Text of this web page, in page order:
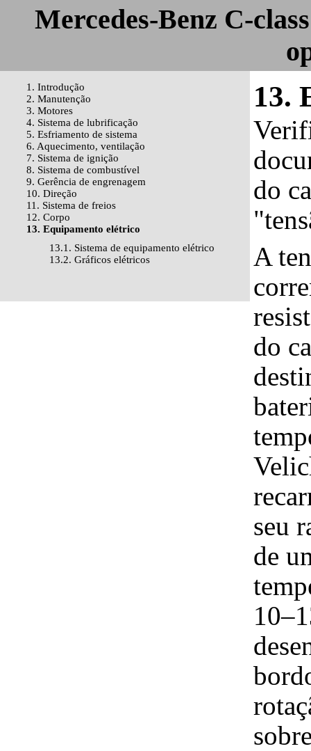
Mercedes-Benz C-
1. Introdução
2. Manutenção
3. Motores
4. Sistema de lubrificação
5. Esfriamento de sistema
6. Aquecimento, ventilação
7. Sistema de ignição
8. Sistema de combustível
9. Gerência de engrenagem
10. Direção
11. Sistema de freios
12. Corpo
13. Equipamento elétrico
13.1. Sistema de equipamento elétrico
13.2. Gráficos elétricos
13.
do
A
do
seu
de